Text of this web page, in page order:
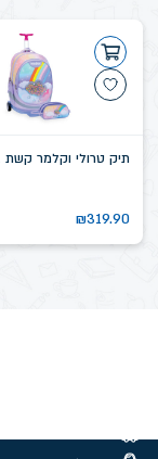
תיק טרולי וקלמר קשת
₪319.90